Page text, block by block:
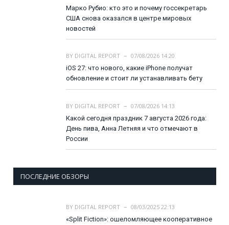
Марко Рубио: кто это и почему госсекретарь
США снова оказался в центре мировых
новостей
BY DIGITAL REPORT
07/08/2026 14:20
iOS 27: что нового, какие iPhone получат
обновление и стоит ли устанавливать бету
BY DIGITAL REPORT
07/08/2026 14:13
Какой сегодня праздник 7 августа 2026 года:
День пива, Анна Летняя и что отмечают в
России
ПОСЛЕДНИЕ ОБЗОРЫ
BY DIGITAL REPORT
08/03/2025 22:13
«Split Fiction»: ошеломляющее кооперативное